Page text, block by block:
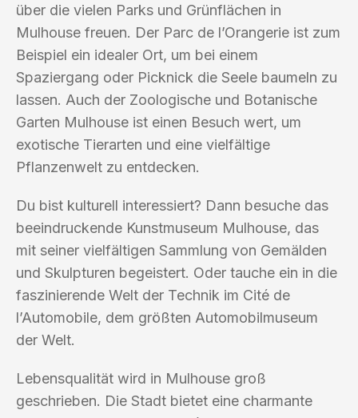
über die vielen Parks und Grünflächen in
Mulhouse freuen. Der Parc de l’Orangerie ist zum
Beispiel ein idealer Ort, um bei einem
Spaziergang oder Picknick die Seele baumeln zu
lassen. Auch der Zoologische und Botanische
Garten Mulhouse ist einen Besuch wert, um
exotische Tierarten und eine vielfältige
Pflanzenwelt zu entdecken.
Du bist kulturell interessiert? Dann besuche das
beeindruckende Kunstmuseum Mulhouse, das
mit seiner vielfältigen Sammlung von Gemälden
und Skulpturen begeistert. Oder tauche ein in die
faszinierende Welt der Technik im Cité de
l’Automobile, dem größten Automobilmuseum
der Welt.
Lebensqualität wird in Mulhouse groß
geschrieben. Die Stadt bietet eine charmante